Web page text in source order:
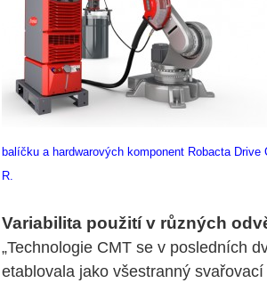
balíčku a hardwarových komponent Robacta
R.
Variabilita použití v různých
„Technologie CMT se v posledních
etablovala jako všestranný